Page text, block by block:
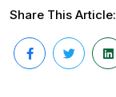
Share This Article: